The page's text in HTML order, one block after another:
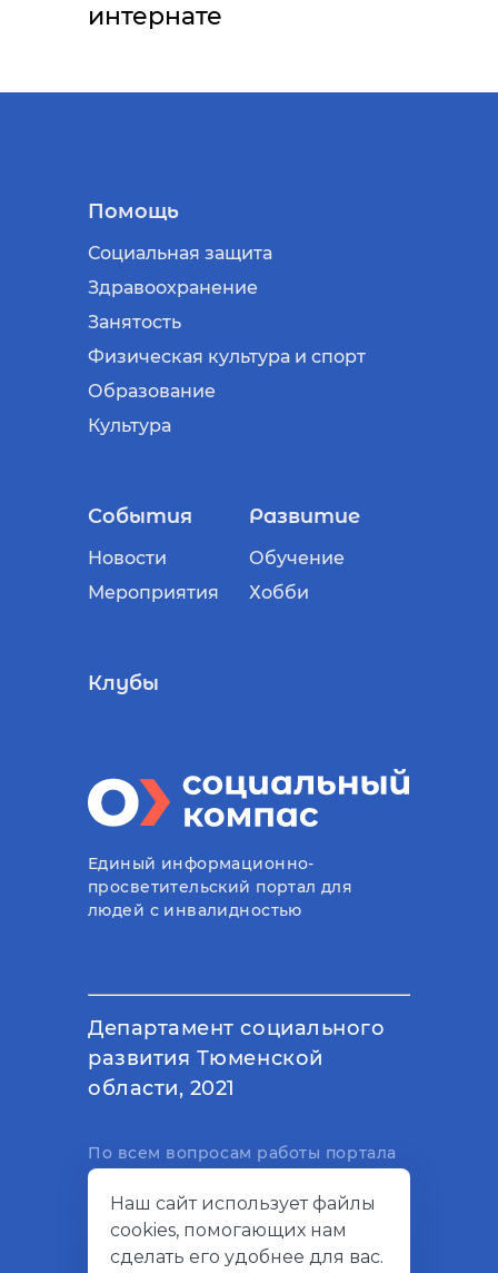
интернате
Помощь
Социальная защита
Здравоохранение
Занятость
Физическая культура и спорт
Образование
Культура
События
Новости
Мероприятия
Развитие
Обучение
Хобби
Клубы
Единый информационно-
просветительский портал для
людей с инвалидностью
Департамент социального
развития Тюменской
области, 2021
По всем вопросам работы портала
электронный адрес
support@socialkompas.ru
Наш сайт использует файлы
cookies, помогающих нам
сделать его удобнее для вас.